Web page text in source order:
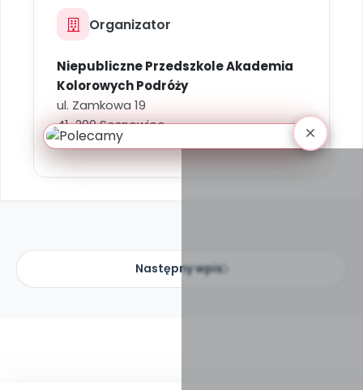
Organizator
Niepubliczne Przedszkole Akademia
Kolorowych Podróży
ul. Zamkowa 19
41-200 Sosnowiec
664 780 000
Następny wpis